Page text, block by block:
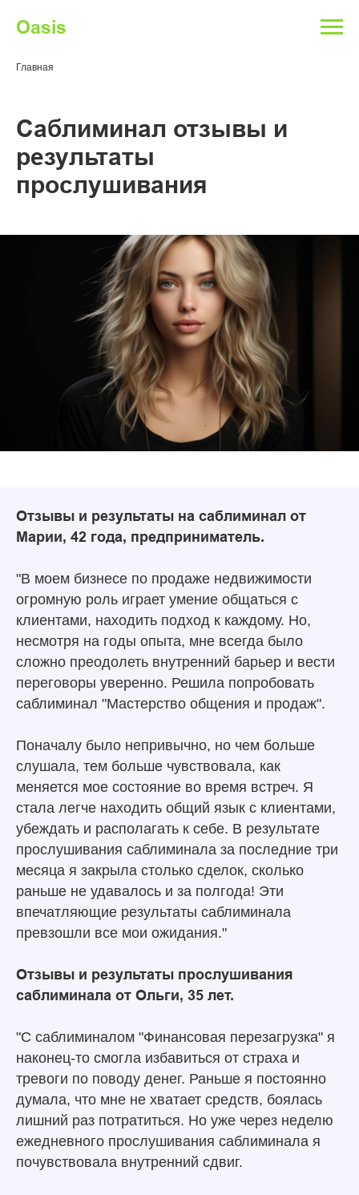
Oasis
Главная
Саблиминал отзывы и
результаты
прослушивания
Отзывы и результаты на саблиминал от
Марии, 42 года, предприниматель.
"В моем бизнесе по продаже недвижимости
огромную роль играет умение общаться с
клиентами, находить подход к каждому. Но,
несмотря на годы опыта, мне всегда было
сложно преодолеть внутренний барьер и вести
переговоры уверенно. Решила попробовать
саблиминал "Мастерство общения и продаж".
Поначалу было непривычно, но чем больше
слушала, тем больше чувствовала, как
меняется мое состояние во время встреч. Я
стала легче находить общий язык с клиентами,
убеждать и располагать к себе. В результате
прослушивания саблиминала за последние три
месяца я закрыла столько сделок, сколько
раньше не удавалось и за полгода! Эти
впечатляющие результаты саблиминала
превзошли все мои ожидания."
Отзывы и результаты прослушивания
саблиминала от Ольги, 35 лет.
"С саблиминалом "Финансовая перезагрузка" я
наконец-то смогла избавиться от страха и
тревоги по поводу денег. Раньше я постоянно
думала, что мне не хватает средств, боялась
лишний раз потратиться. Но уже через неделю
ежедневного прослушивания саблиминала я
почувствовала внутренний сдвиг.